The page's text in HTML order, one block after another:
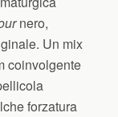
nero,
Un mix
coinvolgente
forzatura